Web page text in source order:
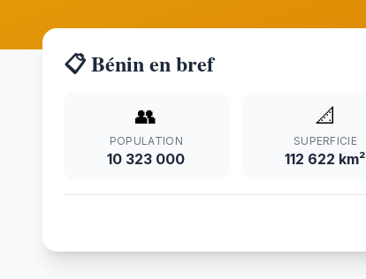
📋 Bénin en bref
👥
POPULATION
10 323 000
📐
SUPERFICIE
112 622 km²